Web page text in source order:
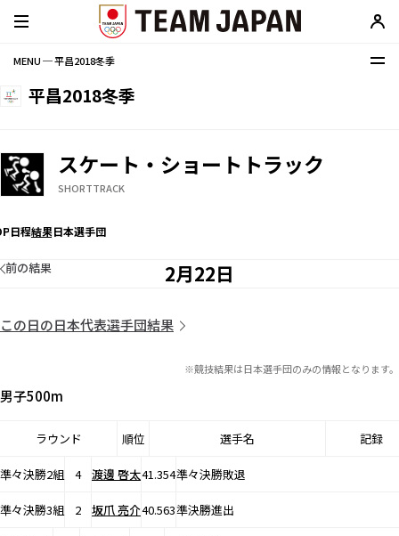
MENU ─ 平昌2018冬季
平昌2018冬季
スケート・ショートトラック
SHORTTRACK
日程結果日本選手団
2月22日
前の結果
この日の日本代表選手団結果
※競技結果は日本選手団のみの情報となります。
男子500m
ラウンド 順位 選手名 記録
準々決勝2組 4 渡邊 啓太41.354準々決勝敗退
準々決勝3組 2 坂爪 亮介40.563準決勝進出